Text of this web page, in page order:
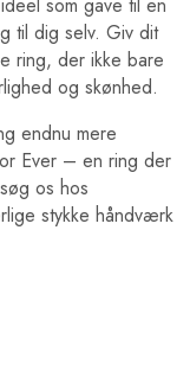
til dig selv. Giv dit
ring, der ikke bare
og skønhed.
endnu mere
Ever – en ring der
os hos
stykke håndværk